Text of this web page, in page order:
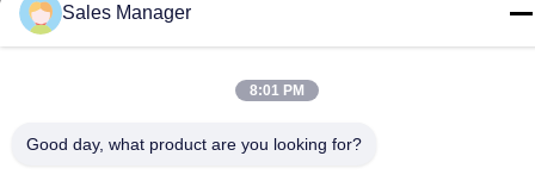
Chine Bonne qualité Contact à membrane de dôme en métal Le
Sales Manager
8:01 PM
Good day, what product are you looking for?